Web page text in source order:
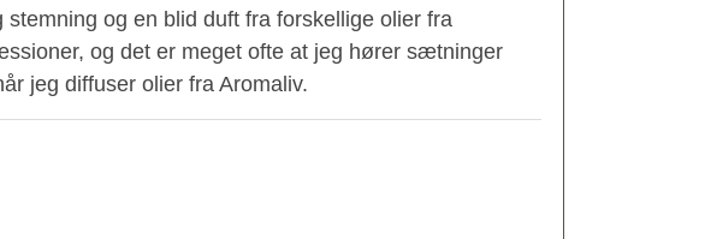
og en blid duft fra forskellige olier fra
og det er meget ofte at jeg hører sætninger
jeg diffuser olier fra Aromaliv.